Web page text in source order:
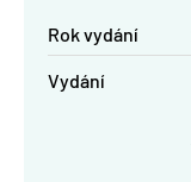
Rok vydání
Vydání